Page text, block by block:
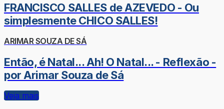
FRANCISCO SALLES de AZEVEDO - Ou
simplesmente CHICO SALLES!
ARIMAR SOUZA DE SÁ
Então, é Natal... Ah! O Natal... - Reflexão -
por Arimar Souza de Sá
Veja mais